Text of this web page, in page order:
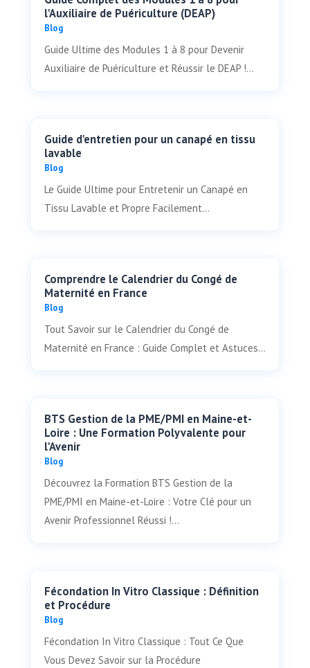
l'Auxiliaire de Puériculture (DEAP)
Blog
Guide Ultime des Modules 1 à 8 pour Devenir
Auxiliaire de Puériculture et Réussir le DEAP !...
Guide d'entretien pour un canapé en tissu
lavable
Blog
Le Guide Ultime pour Entretenir un Canapé en
Tissu Lavable et Propre Facilement...
Comprendre le Calendrier du Congé de
Maternité en France
Blog
Tout Savoir sur le Calendrier du Congé de
Maternité en France : Guide Complet et Astuces...
BTS Gestion de la PME/PMI en Maine-et-
Loire : Une Formation Polyvalente pour
l'Avenir
Blog
Découvrez la Formation BTS Gestion de la
PME/PMI en Maine-et-Loire : Votre Clé pour un
Avenir Professionnel Réussi !...
Fécondation In Vitro Classique : Définition
et Procédure
Blog
Fécondation In Vitro Classique : Tout Ce Que
Vous Devez Savoir sur la Procédure